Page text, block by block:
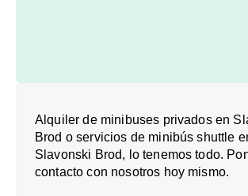
Alquiler de minibuses privados en
Brod o servicios de minibús shuttle
Slavonski Brod, lo tenemos todo.
contacto con nosotros hoy mismo.